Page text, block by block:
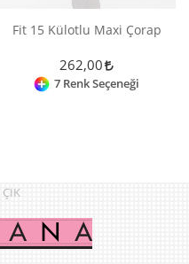
Fit 15 Külotlu Maxi Çorap
262,00
7 Renk Seçeneği
ÇIK